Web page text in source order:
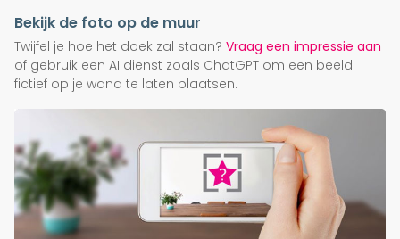
Bekijk de foto op de muur
Twijfel je hoe het doek zal staan? Vraag een impressie aan
of gebruik een AI dienst zoals ChatGPT om een beeld
fictief op je wand te laten plaatsen.